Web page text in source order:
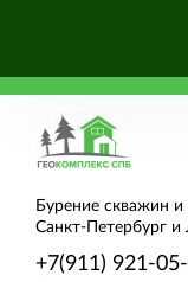
Бурение скважин и
Санкт-Петербург и
+7(911) 921-